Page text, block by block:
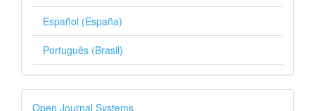
Español (España)
Português (Brasil)
Desenvolvido
Open Journal Systems